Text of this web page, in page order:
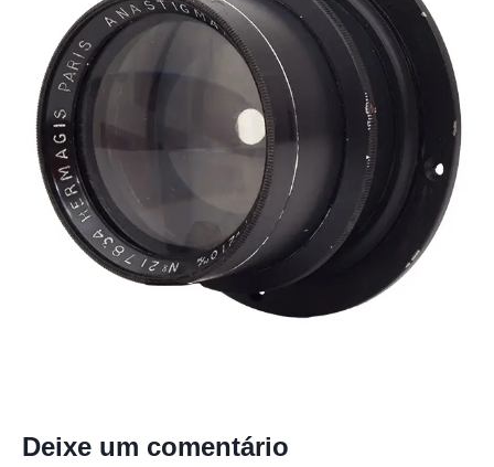
Deixe um comentário